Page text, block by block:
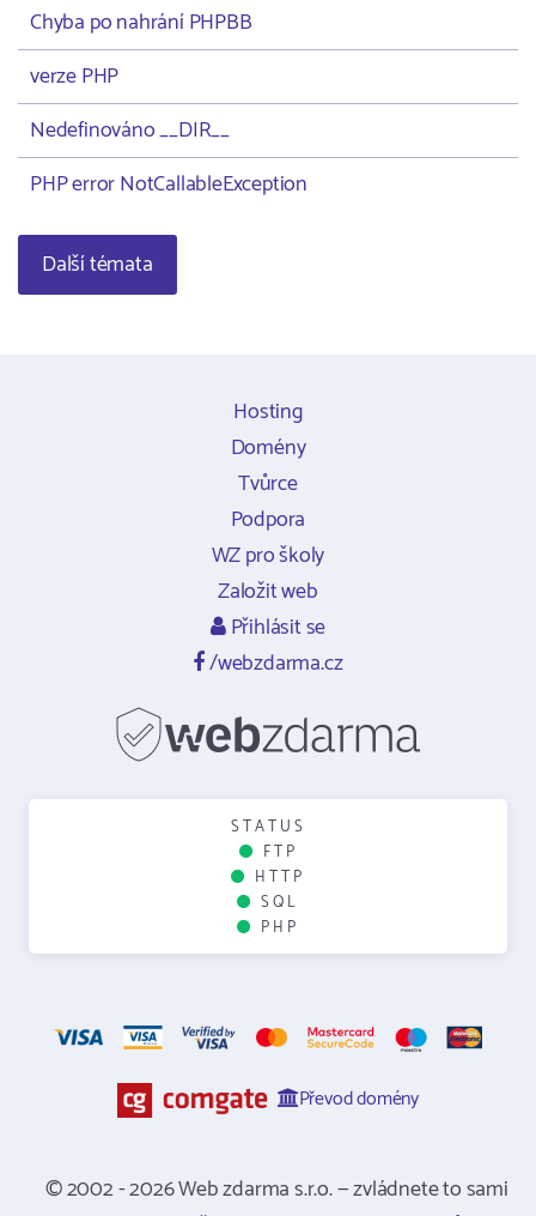
Chyba po nahrání PHPBB
verze PHP
Nedefinováno __DIR__
PHP error NotCallableException
Další témata
Hosting
Domény
Tvůrce
Podpora
WZ pro školy
Založit web
Přihlásit se
/webzdarma.cz
STATUS
FTP
HTTP
SQL
PHP
Převod domény
© 2002 - 2026 Web zdarma s.r.o. — zvládnete to sami